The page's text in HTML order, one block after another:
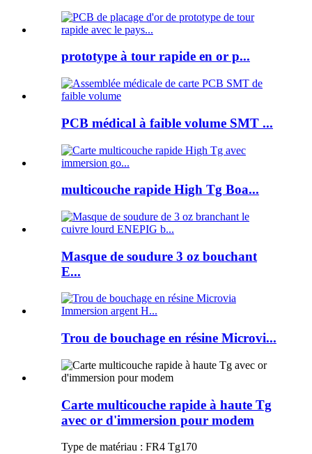
prototype à tour rapide en or p...
PCB médical à faible volume SMT ...
multicouche rapide High Tg Boa...
Masque de soudure 3 oz bouchant
E...
Trou de bouchage en résine Microvi...
Carte multicouche rapide à haute Tg
avec or d'immersion pour modem
Type de matériau : FR4 Tg170